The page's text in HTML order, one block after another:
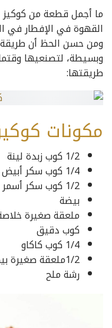
ما أجمل قطعة من كوكيز
القهوة في الإفطار في
ومن حسن الحظ أن
وبسيطة، لتصنعيها
طريقتها:
مكونات
1/2 كوب زبدة لينة
1/4 كوب سكر أبيض
1/2 كوب سكر أسمر
بيضة
ملعقة صغيرة خلاصة
كوب دقيق
1/4 كوب كاكاو
1/2ملعقة صغيرة بيكربونات صوديوم
رشة ملح